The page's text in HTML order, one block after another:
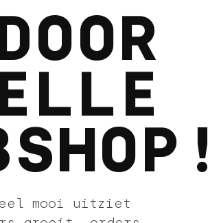
mooi uitziet